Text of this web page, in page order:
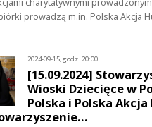
prowadzą m.in. Polska Akcja
2024-09-15, godz. 20:00
[15.09.2024]
Wioski Dziecięce w
Polska i Polska